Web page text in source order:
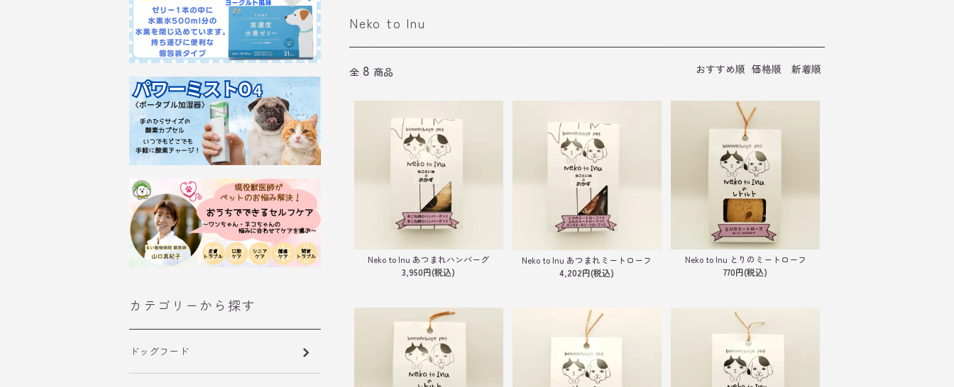
Neko to Inu
全 8 商品 おすすめ順 価格順 新着順
Neko to Inu あつまれハンバーグ
3,950円(税込)
Neko to Inu あつまれミートローフ
4,202円(税込)
Neko to Inu とりのミートローフ
770円(税込)
カテゴリーから探す
ドッグフード